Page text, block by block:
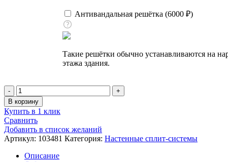
Антивандальная решётка (6000 ₽)
Такие решётки обычно устанавливаются на
этажа здания.
Количество
товара
Кондиционер
настенный,
Royal
Clima
RC-
RND55HN
В корзину
Купить в 1 клик
Сравнить
Добавить в список желаний
Артикул: 103481 Категория: Настенные сплит-системы
Описание